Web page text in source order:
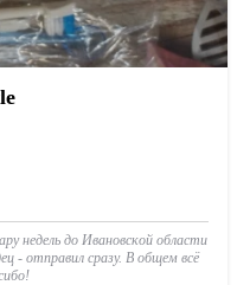
недель до Ивановской области
- отправил сразу. В общем всё